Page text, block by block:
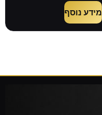
מידע נוסף